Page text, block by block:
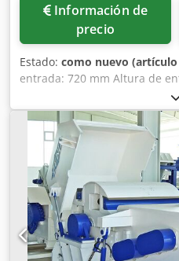
Información de
precio
Estado: como nuevo
entrada: 720 mm Altura de
rotor: 1.000 mm Número de
de contracuchillas: 1 unidad
rodillos Dodpegabfqofx
Peso de la máquina: aprox.